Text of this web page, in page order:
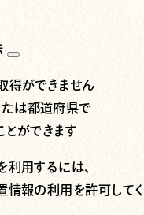
得ができません
たは都道府県で
とができます
用するには、
情報の利用を許可して